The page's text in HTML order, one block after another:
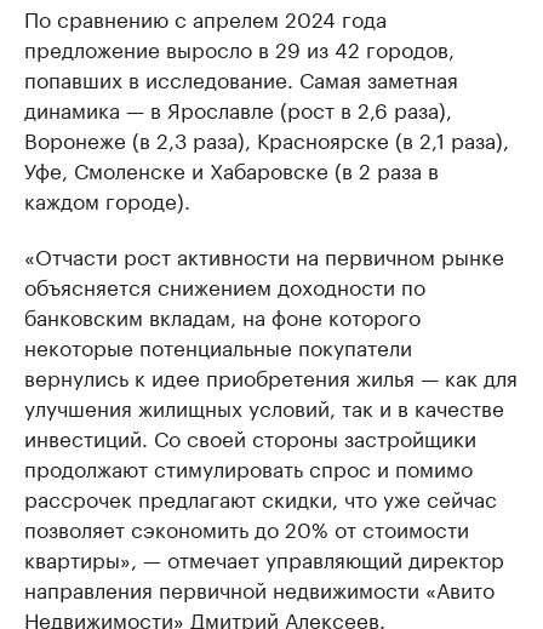
По сравнению с апрелем 2024 года
предложение выросло в 29 из 42 городов,
попавших в исследование. Самая заметная
динамика — в Ярославле (рост в 2,6 раза),
Воронеже (в 2,3 раза), Красноярске (в 2,1 раза),
Уфе, Смоленске и Хабаровске (в 2 раза в
каждом городе).
«Отчасти рост активности на первичном рынке
объясняется снижением доходности по
банковским вкладам, на фоне которого
некоторые потенциальные покупатели
вернулись к идее приобретения жилья — как для
улучшения жилищных условий, так и в качестве
инвестиций. Со своей стороны застройщики
продолжают стимулировать спрос и помимо
рассрочек предлагают скидки, что уже сейчас
позволяет сэкономить до 20% от стоимости
квартиры», — отмечает управляющий директор
направления первичной недвижимости «Авито
Недвижимости» Дмитрий Алексеев.